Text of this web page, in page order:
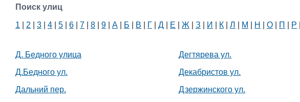
Поиск улиц
1 2 3 4 5 6 7 8 9 А Б В Г Д Е Ж З И К Л М Н О П Р
Д. Бедного улица
Д.Бедного ул.
Дальний пер.
Дегтярева ул.
Декабристов ул.
Дзержинского ул.